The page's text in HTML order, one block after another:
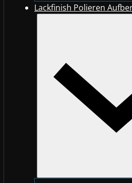
Lackfinish Polieren